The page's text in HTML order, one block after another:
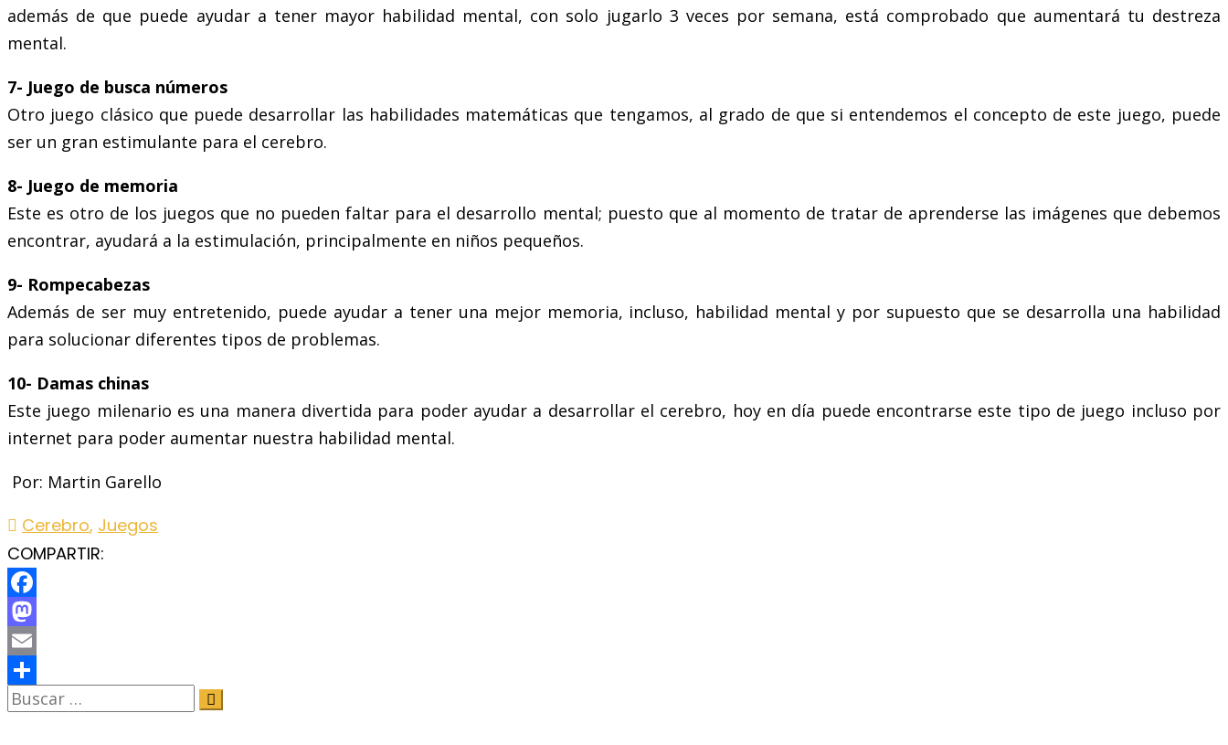
además de que puede ayudar a tener mayor habilidad mental, con solo jugarlo 3 veces por semana, está comprobado que aumentará tu destreza
mental.
7- Juego de busca números
Otro juego clásico que puede desarrollar las habilidades matemáticas que tengamos, al grado de que si entendemos el concepto de este juego, puede
ser un gran estimulante para el cerebro.
8- Juego de memoria
Este es otro de los juegos que no pueden faltar para el desarrollo mental; puesto que al momento de tratar de aprenderse las imágenes que debemos
encontrar, ayudará a la estimulación, principalmente en niños pequeños.
9- Rompecabezas
Además de ser muy entretenido, puede ayudar a tener una mejor memoria, incluso, habilidad mental y por supuesto que se desarrolla una habilidad
para solucionar diferentes tipos de problemas.
10- Damas chinas
Este juego milenario es una manera divertida para poder ayudar a desarrollar el cerebro, hoy en día puede encontrarse este tipo de juego incluso por
internet para poder aumentar nuestra habilidad mental.
Por: Martin Garello
Cerebro, Juegos
COMPARTIR:
Facebook
Mastodon
Email
Share